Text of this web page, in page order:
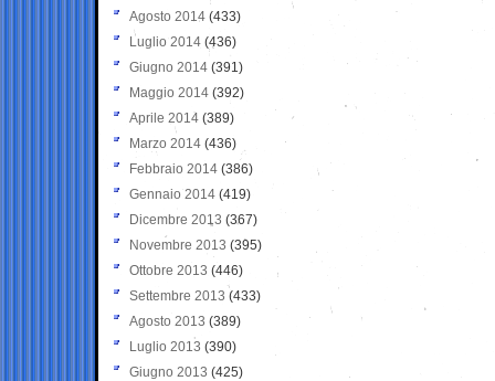
Agosto 2014 (433)
Luglio 2014 (436)
Giugno 2014 (391)
Maggio 2014 (392)
Aprile 2014 (389)
Marzo 2014 (436)
Febbraio 2014 (386)
Gennaio 2014 (419)
Dicembre 2013 (367)
Novembre 2013 (395)
Ottobre 2013 (446)
Settembre 2013 (433)
Agosto 2013 (389)
Luglio 2013 (390)
Giugno 2013 (425)